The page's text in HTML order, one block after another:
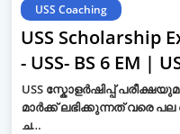
USS Coaching
USS Scholarship
- USS- BS 6 EM |
USS സ്കോളർഷിപ്പ്
മാർക്ക് ലഭിക്കുന്നത് വരെ
ച…